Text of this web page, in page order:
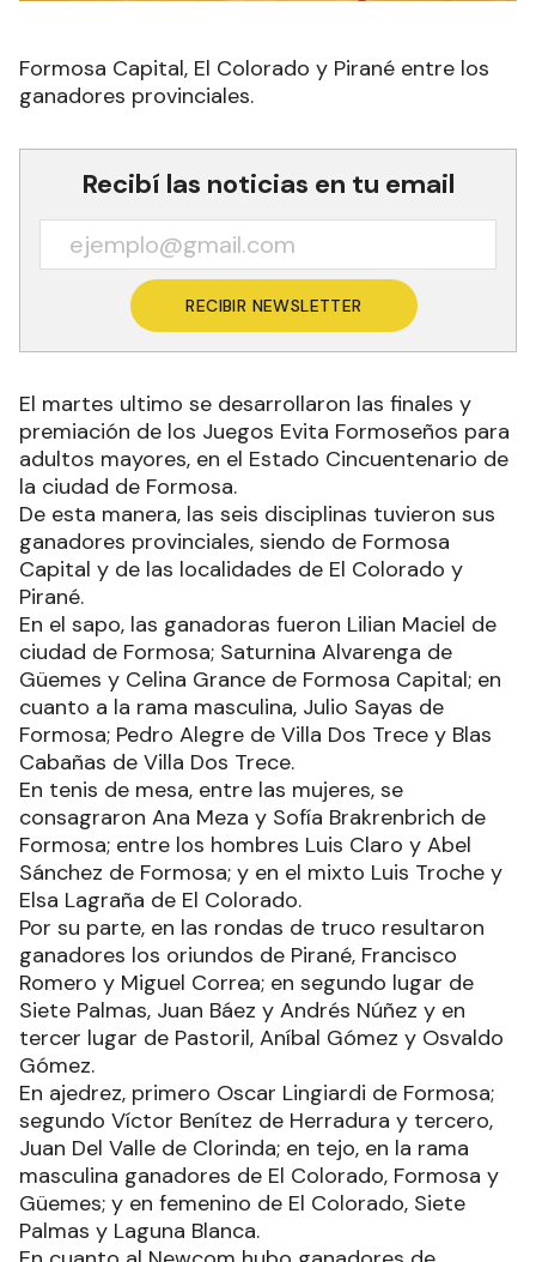
Formosa Capital, El Colorado y Pirané entre los
ganadores provinciales.
Recibí las noticias en tu email
RECIBIR NEWSLETTER
El martes ultimo se desarrollaron las finales y
premiación de los Juegos Evita Formoseños para
adultos mayores, en el Estado Cincuentenario de
la ciudad de Formosa.
De esta manera, las seis disciplinas tuvieron sus
ganadores provinciales, siendo de Formosa
Capital y de las localidades de El Colorado y
Pirané.
En el sapo, las ganadoras fueron Lilian Maciel de
ciudad de Formosa; Saturnina Alvarenga de
Güemes y Celina Grance de Formosa Capital; en
cuanto a la rama masculina, Julio Sayas de
Formosa; Pedro Alegre de Villa Dos Trece y Blas
Cabañas de Villa Dos Trece.
En tenis de mesa, entre las mujeres, se
consagraron Ana Meza y Sofía Brakrenbrich de
Formosa; entre los hombres Luis Claro y Abel
Sánchez de Formosa; y en el mixto Luis Troche y
Elsa Lagraña de El Colorado.
Por su parte, en las rondas de truco resultaron
ganadores los oriundos de Pirané, Francisco
Romero y Miguel Correa; en segundo lugar de
Siete Palmas, Juan Báez y Andrés Núñez y en
tercer lugar de Pastoril, Aníbal Gómez y Osvaldo
Gómez.
En ajedrez, primero Oscar Lingiardi de Formosa;
segundo Víctor Benítez de Herradura y tercero,
Juan Del Valle de Clorinda; en tejo, en la rama
masculina ganadores de El Colorado, Formosa y
Güemes; y en femenino de El Colorado, Siete
Palmas y Laguna Blanca.